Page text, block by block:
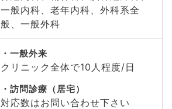
一般内科、老年内科、外科系全
般、一般外科
一般外来
クリニック全体で10人程度/日
訪問診療（居宅）
対応数はお問い合わせ下さい